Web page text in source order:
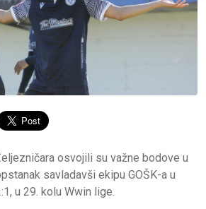
osvojili su važne bodove u
savladavši ekipu GOŠK-a u
u 29. kolu Wwin lige.